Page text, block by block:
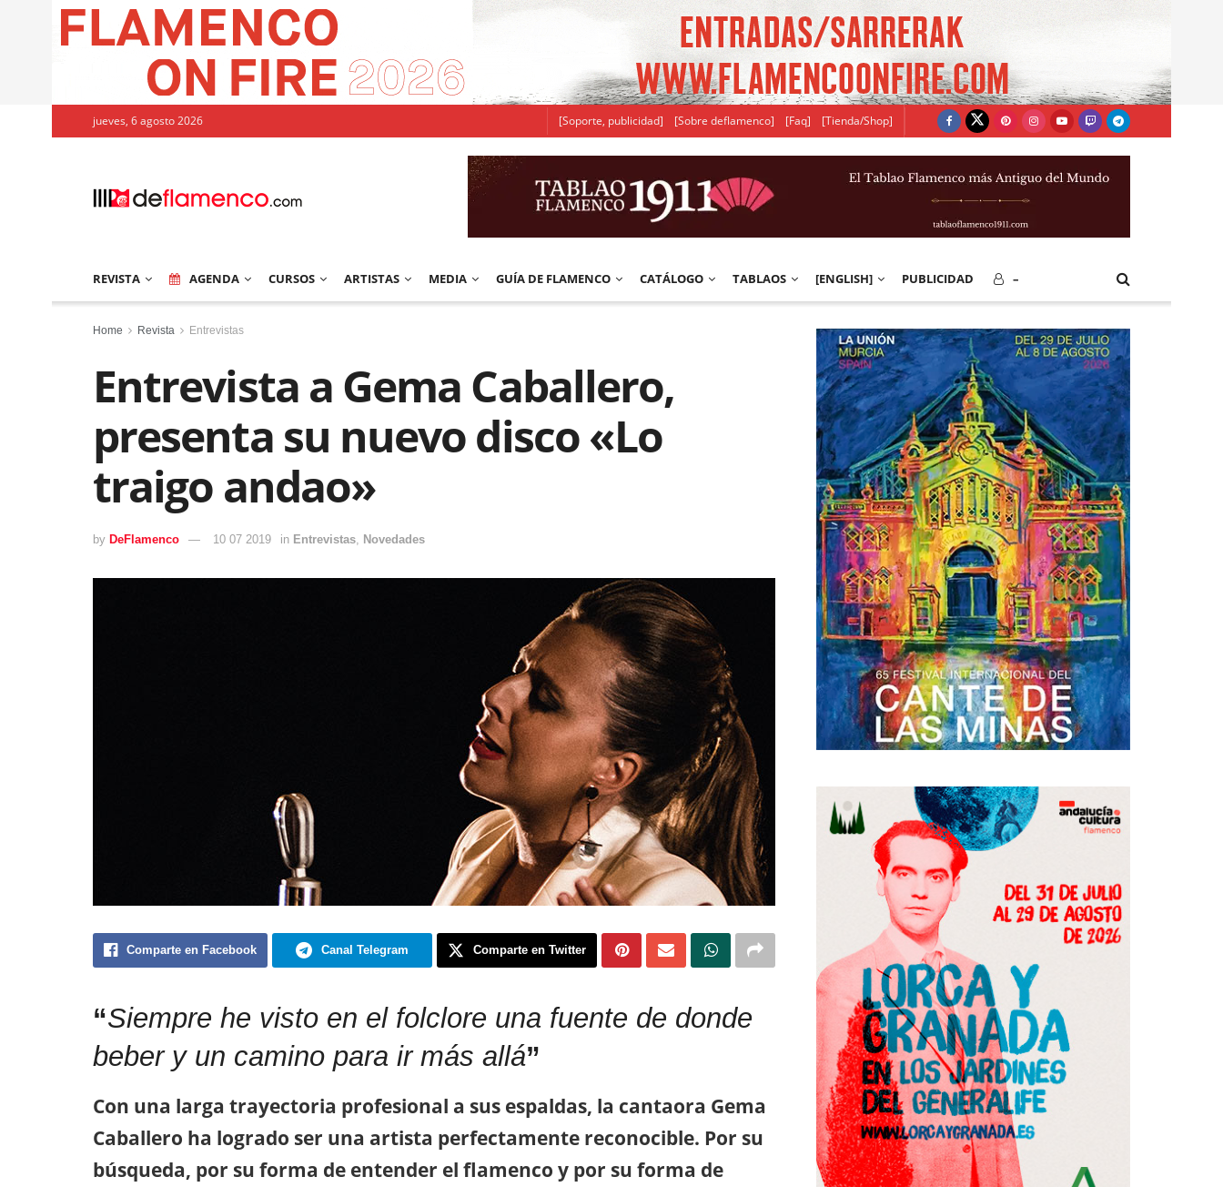
jueves, 6 agosto 2026 [Soporte, publicidad] [Sobre deflamenco] [Faq] [Tienda/Shop]
REVISTA AGENDA CURSOS ARTISTAS MEDIA GUÍA DE FLAMENCO CATÁLOGO TABLAOS [ENGLISH] PUBLICIDAD –
Home Revista Entrevistas
Entrevista a Gema Caballero,
presenta su nuevo disco «Lo
traigo andao»
by DeFlamenco 10 07 2019 in Entrevistas, Novedades
Comparte en Facebook Canal Telegram Comparte en Twitter
“Siempre he visto en el folclore una fuente de donde
beber y un camino para ir más allá”
Con una larga trayectoria profesional a sus espaldas, la cantaora Gema
Caballero ha logrado ser una artista perfectamente reconocible. Por su
búsqueda, por su forma de entender el flamenco y por su forma de